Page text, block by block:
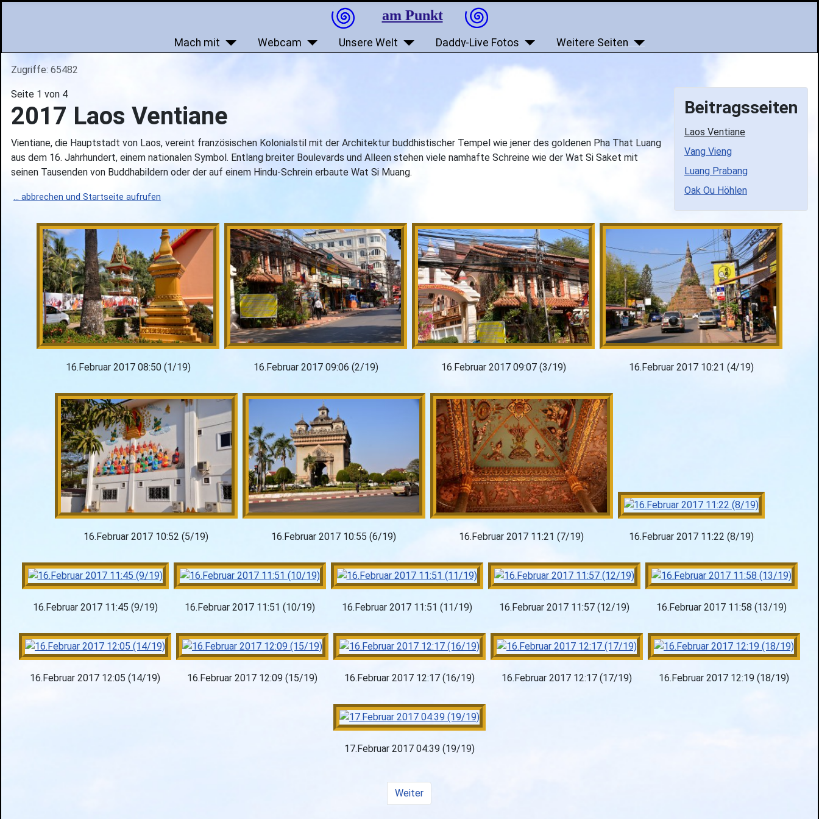
am Punkt
Mach mit Webcam Unsere Welt Daddy-Live Fotos Weitere Seiten
Zugriffe: 65482
Beitragsseiten
Laos Ventiane
Vang Vieng
Luang Prabang
Oak Ou Höhlen
Seite 1 von 4
2017 Laos Ventiane
Vientiane, die Hauptstadt von Laos, vereint französischen Kolonialstil mit der Architektur buddhistischer Tempel wie jener des goldenen Pha That Luang
aus dem 16. Jahrhundert, einem nationalen Symbol. Entlang breiter Boulevards und Alleen stehen viele namhafte Schreine wie der Wat Si Saket mit
seinen Tausenden von Buddhabildern oder der auf einem Hindu-Schrein erbaute Wat Si Muang.
... abbrechen und Startseite aufrufen
16.Februar 2017 08:50 (1/19) 16.Februar 2017 09:06 (2/19) 16.Februar 2017 09:07 (3/19) 16.Februar 2017 10:21 (4/19)
16.Februar 2017 10:52 (5/19) 16.Februar 2017 10:55 (6/19) 16.Februar 2017 11:21 (7/19) 16.Februar 2017 11:22 (8/19)
16.Februar 2017 11:45 (9/19) 16.Februar 2017 11:51 (10/19) 16.Februar 2017 11:51 (11/19) 16.Februar 2017 11:57 (12/19) 16.Februar 2017 11:58 (13/19)
16.Februar 2017 12:05 (14/19) 16.Februar 2017 12:09 (15/19) 16.Februar 2017 12:17 (16/19) 16.Februar 2017 12:17 (17/19) 16.Februar 2017 12:19 (18/19)
17.Februar 2017 04:39 (19/19)
Weiter